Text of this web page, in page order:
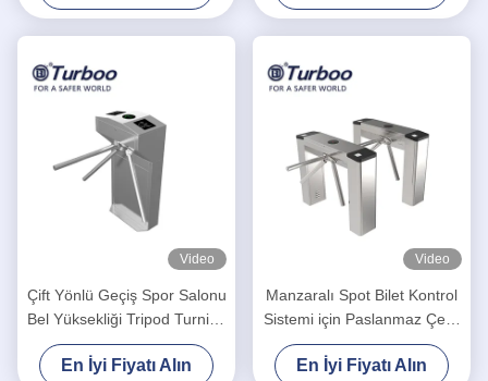
Video
Çift Yönlü Geçiş Spor Salonu
Bel Yüksekliği Tripod Turnike
Kapı Geçiş Kontrol Sistemleri
En İyi Fiyatı Alın
Video
Manzaralı Spot Bilet Kontrol
Sistemi için Paslanmaz Çelik
3 Kol Tripod Turnike
En İyi Fiyatı Alın